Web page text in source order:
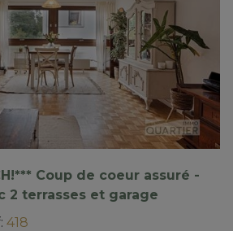
Coup de coeur assuré -
2 terrasses et garage
: 418